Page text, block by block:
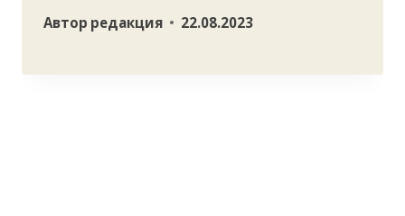
Автор редакция 22.08.2023